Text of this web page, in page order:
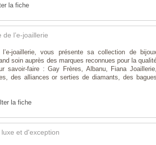
la fiche
de l’e-joaillerie
l’e-joaillerie, vous présente sa collection de bijoux
soin auprès des marques reconnues pour la
savoir-faire : Gay Frères, Albanu, Fiana Joaillerie,
des alliances or serties de diamants, des bagues
la fiche
et d'exception